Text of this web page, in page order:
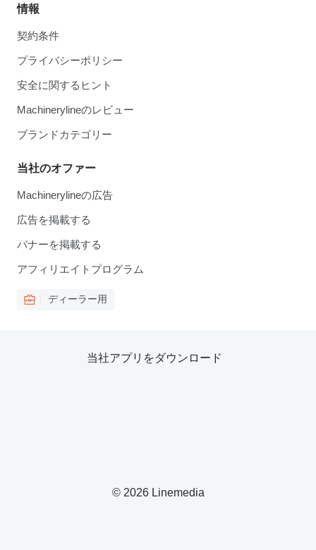
情報
契約条件
プライバシーポリシー
安全に関するヒント
Machinerylineのレビュー
ブランドカテゴリー
当社のオファー
Machinerylineの広告
広告を掲載する
バナーを掲載する
アフィリエイトプログラム
ディーラー用
© 2026 Linemedia
当社アプリをダウンロード